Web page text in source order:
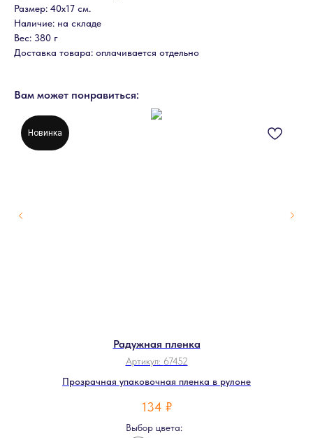
Размер: 40х17 см.
Наличие: на складе
Вес: 380 г
Доставка товара: оплачивается отдельно
Вам может понравиться:
Новинка
Радужная пленка
Артикул: 67452
Прозрачная упаковочная пленка в рулоне
134 ₽
Выбор цвета: